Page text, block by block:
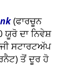
(ਫਾਰਚੂਨ
ਯੂਰੋ ਦਾ ਨਿਵੇਸ਼
ਸਟਾਰਟਅੱਪ
ਤੋਂ ਦੂਰ ਹੋ